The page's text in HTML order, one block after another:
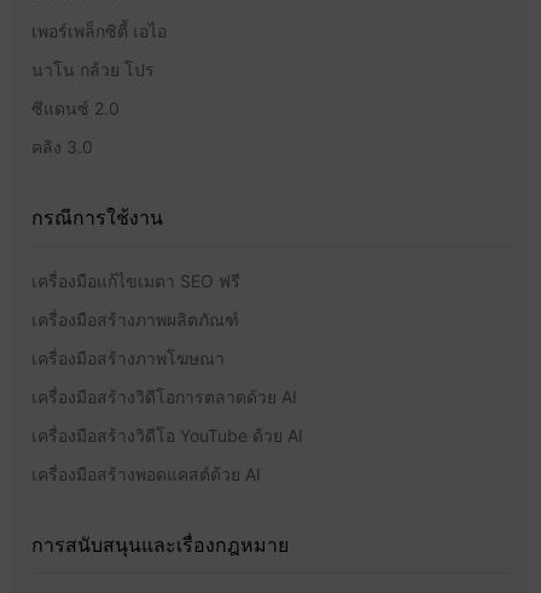
เพอร์เพล็กซิตี้ เอไอ
นาโน กล้วย โปร
ซีแดนซ์ 2.0
คลิง 3.0
กรณีการใช้งาน
เครื่องมือแก้ไขเมตา SEO ฟรี
เครื่องมือสร้างภาพผลิตภัณฑ์
เครื่องมือสร้างภาพโฆษณา
เครื่องมือสร้างวิดีโอการตลาดด้วย AI
เครื่องมือสร้างวิดีโอ YouTube ด้วย AI
เครื่องมือสร้างพอดแคสต์ด้วย AI
การสนับสนุนและเรื่องกฎหมาย